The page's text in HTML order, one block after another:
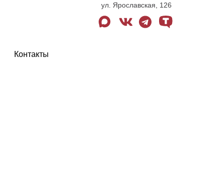
ул. Ярославская, 126
max vk telegramtenchat
Контакты